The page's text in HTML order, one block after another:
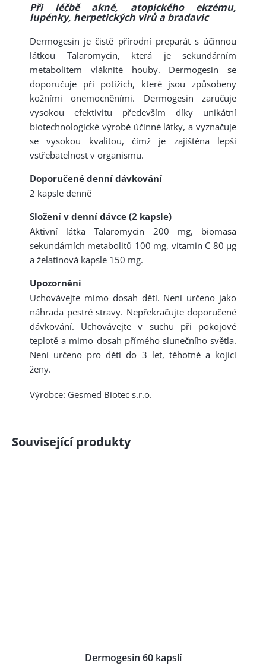
Při léčbě akné, atopického ekzému,
lupénky, herpetických virů a bradavic
Dermogesin je čistě přírodní preparát s účinnou
látkou Talaromycin, která je sekundárním
metabolitem vláknité houby. Dermogesin se
doporučuje při potížích, které jsou způsobeny
kožními onemocněními. Dermogesin zaručuje
vysokou efektivitu především díky unikátní
biotechnologické výrobě účinné látky, a vyznačuje
se vysokou kvalitou, čímž je zajištěna lepší
vstřebatelnost v organismu.
Doporučené denní dávkování
2 kapsle denně
Složení v denní dávce (2 kapsle)
Aktivní látka Talaromycin 200 mg, biomasa
sekundárních metabolitů 100 mg, vitamin C 80 µg
a želatinová kapsle 150 mg.
Upozornění
Uchovávejte mimo dosah dětí. Není určeno jako
náhrada pestré stravy. Nepřekračujte doporučené
dávkování. Uchovávejte v suchu při pokojové
teplotě a mimo dosah přímého slunečního světla.
Není určeno pro děti do 3 let, těhotné a kojící
ženy.
Výrobce: Gesmed Biotec s.r.o.
Související produkty
Dermogesin 60 kapslí